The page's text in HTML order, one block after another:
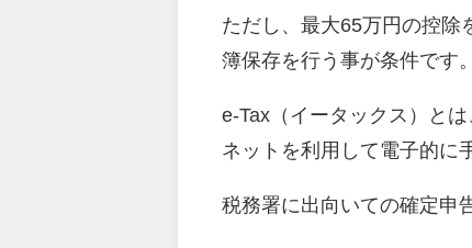
ただし、最大65万円の控除
簿保存を行う事が条件です。
e-Tax（イータックス）と
ネットを利用して電子的に
税務署に出向いての確定申